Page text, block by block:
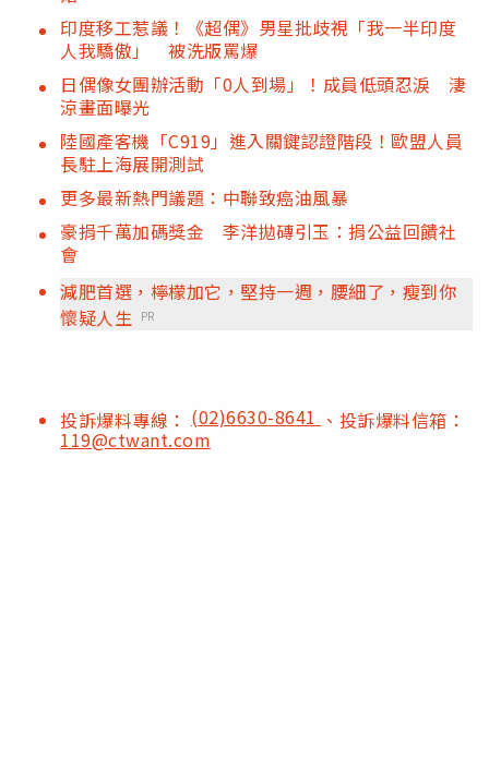
印度移工惹議！《超偶》男星批歧視「我一半印度
人我驕傲」 被洗版罵爆
日偶像女團辦活動「0人到場」！成員低頭忍淚 淒
涼畫面曝光
陸國產客機「C919」進入關鍵認證階段！歐盟人員
長駐上海展開測試
更多最新熱門議題：中聯致癌油風暴
豪捐千萬加碼獎金 李洋拋磚引玉：捐公益回饋社
會
減肥首選，檸檬加它，堅持一週，腰細了，瘦到你
懷疑人生
PR
投訴爆料專線： (02)6630-8641 、投訴爆料信箱：
119@ctwant.com